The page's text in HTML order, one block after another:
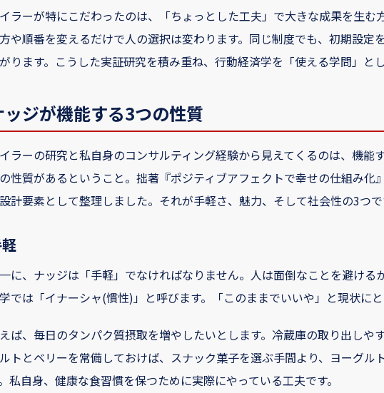
ラーが特にこだわったのは、「ちょっとした工夫」で大きな成果を生む
や順番を変えるだけで人の選択は変わります。同じ制度でも、初期設定
がります。こうした実証研究を積み重ね、行動経済学を「使える学問」と
ッジが機能する3つの性質
ラーの研究と私自身のコンサルティング経験から見えてくるのは、機能
性質があるということ。拙著『ポジティブアフェクトで幸せの仕組み化
計要素として整理しました。それが手軽さ、魅力、そして社会性の3つで
に、ナッジは「手軽」でなければなりません。人は面倒なことを避ける
では「イナーシャ(慣性)」と呼びます。「このままでいいや」と現状にと
ば、毎日のタンパク質摂取を増やしたいとします。冷蔵庫の取り出しや
トとベリーを常備しておけば、スナック菓子を選ぶ手間より、ヨーグル
私自身、健康な食習慣を保つために実際にやっている工夫です。